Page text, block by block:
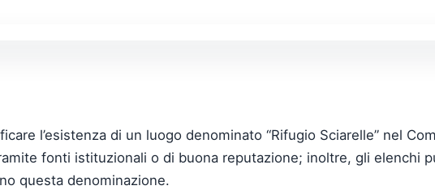
l’esistenza di un luogo denominato “Rifugio Sciarelle” nel
fonti istituzionali o di buona reputazione; inoltre, gli elenchi
questa denominazione.